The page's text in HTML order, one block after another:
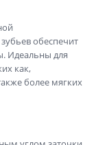
обеспечит
Идеальны для
как,
более мягких